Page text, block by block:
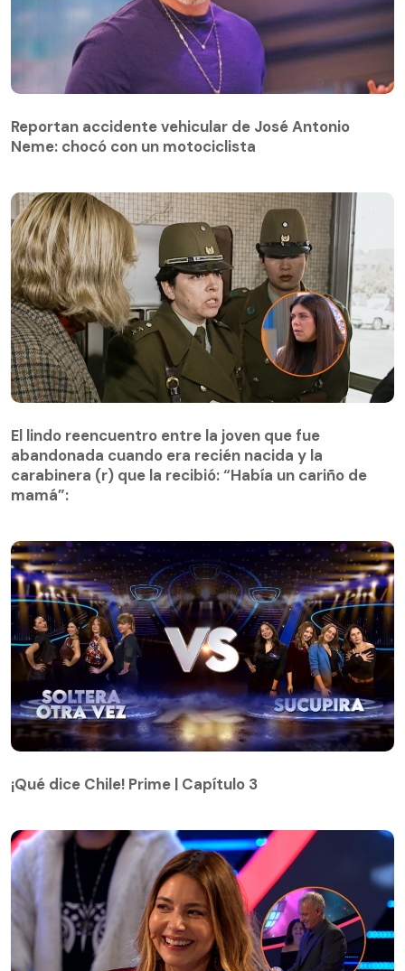
Reportan accidente vehicular de José Antonio
Neme: chocó con un motociclista
abandonada cuando era recién nacida y la
carabinera (r) que la recibió: “Había un cariño de
mamá”:
El lindo reencuentro entre la joven que fue
abandonada cuando era recién nacida y la
carabinera (r) que la recibió: “Había un cariño de
mamá”:
¡Qué dice Chile! Prime | Capítulo 3